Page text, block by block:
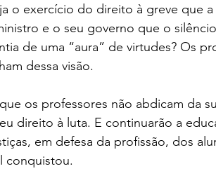
o exercício do direito à greve que a
e o seu governo que o
de uma “aura” de virtudes? Os
dessa visão.
os professores não abdicam da
direito à luta. E continuarão a
em defesa da profissão, dos
conquistou.